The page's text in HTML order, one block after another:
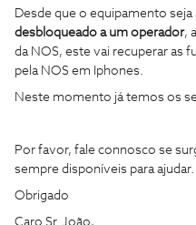
Desde que o equipamento
desbloqueado a um operador,
da NOS, este vai recuperar as
pela NOS em Iphones.
Neste momento já temos os
Por favor, fale connosco se
sempre disponíveis para ajudar.
Obrigado
Caro Sr. João,